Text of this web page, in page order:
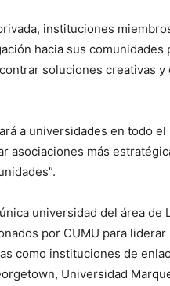
instituciones
hacia sus
soluciones creativas
a universidades en todo
asociaciones más
universidad del área
por CUMU para
como instituciones de
Universidad